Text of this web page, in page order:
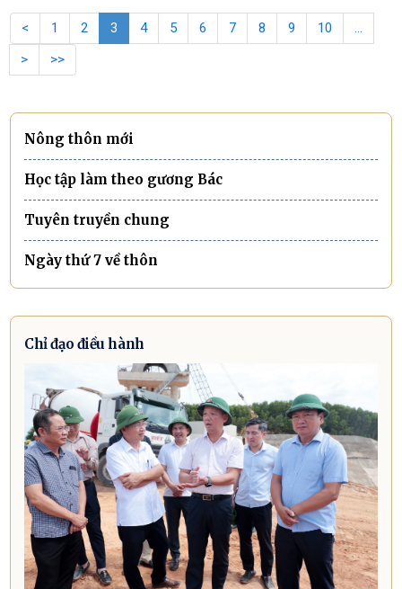
< 1 2 3 4 5 6 7 8 9 10
>
>>
Nông thôn mới
Học tập làm theo gương Bác
Tuyên truyền chung
Ngày thứ 7 về thôn
Chỉ đạo điều hành